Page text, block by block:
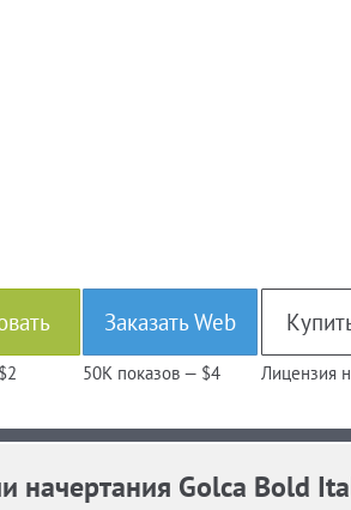
$2
Заказать Web
50K показов — $4 Лицензия
начертания Golca Bold